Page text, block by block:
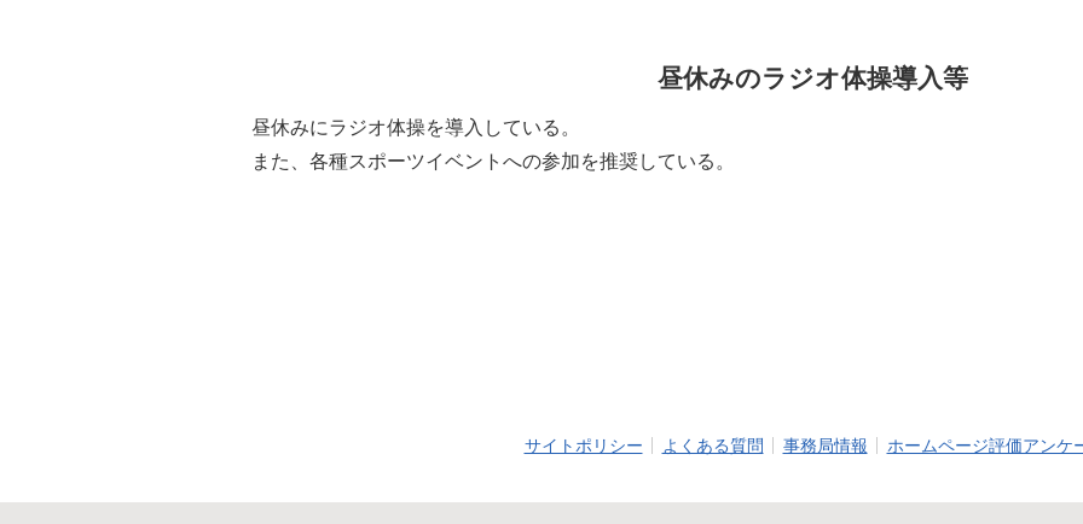
昼休みのラジオ体操導入等
昼休みにラジオ体操を導入している。
また、各種スポーツイベントへの参加を推奨している。
サイトポリシー よくある質問 事務局情報 ホームページ評価アンケ